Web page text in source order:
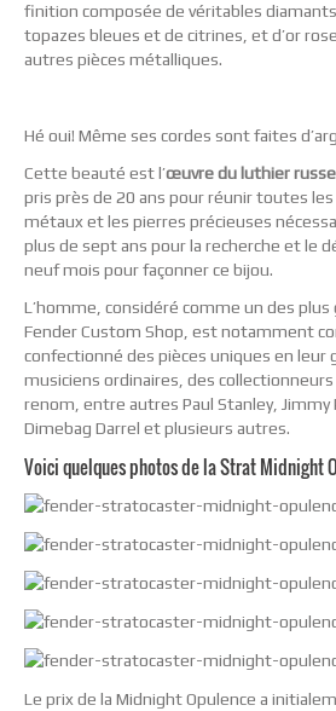
finition composée de véritables
topazes bleues et de citrines, et d’or
autres pièces métalliques.
Hé oui! Même ses cordes sont faites
Cette beauté est l’œuvre du luthier
pris près de 20 ans pour réunir toutes les
métaux et les pierres précieuses
plus de sept ans pour la recherche et le
neuf mois pour façonner ce bijou.
L’homme, considéré comme un des
Fender Custom Shop, est notamment
confectionné des pièces uniques en leur
musiciens ordinaires, des
renom, entre autres Paul Stanley, Jimmy
Dimebag Darrel et plusieurs autres.
Voici quelques photos de la Strat Midnight
Le prix de la Midnight Opulence a